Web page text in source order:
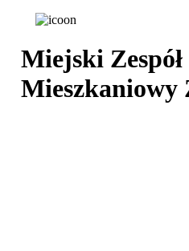
Miejski Zespół
Mieszkaniowy